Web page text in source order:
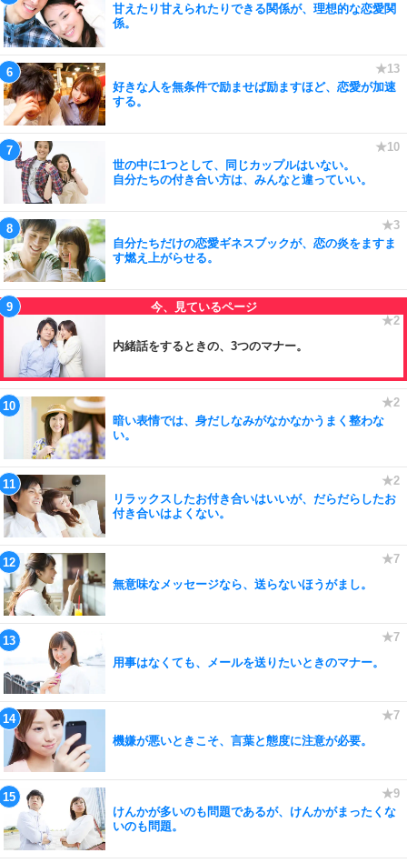
甘えたり甘えられたりできる関係が、理想的な恋愛関
係。
好きな人を無条件で励ませば励ますほど、恋愛が加速
する。
世の中に1つとして、同じカップルはいない。
自分たちの付き合い方は、みんなと違っていい。
自分たちだけの恋愛ギネスブックが、恋の炎をますま
す燃え上がらせる。
内緒話をするときの、3つのマナー。
暗い表情では、身だしなみがなかなかうまく整わな
い。
リラックスしたお付き合いはいいが、だらだらしたお
付き合いはよくない。
無意味なメッセージなら、送らないほうがまし。
用事はなくても、メールを送りたいときのマナー。
機嫌が悪いときこそ、言葉と態度に注意が必要。
けんかが多いのも問題であるが、けんかがまったくな
いのも問題。